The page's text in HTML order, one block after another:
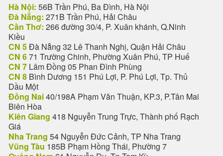
Hà Nội: 56B Trần Phú, Ba Đình, Hà Nội
Đà Nẵng: 271B Trần Phú, Hải Châu
Cần Thơ: 266 đường 30/4, P. Xuân khánh, Q.Ninh
Kiều
CN 5Đà Nẵng 32 Lê Thanh Nghị, Quận Hải Châu
CN 671 Trường Chinh, Phường Xuân Phú, TP Huế
CN 7 Lâm Đồng 05 Phan Đình Phùng
CN 8 Bình Dương 151 Phú Lợi, P. Phú Lợi, Tp. Thủ
Dầu Một
Đồng Nai40/198A Phạm Văn Thuận, KP.3, P.Tân Mai
Biên Hòa
Kiên Giang 418 Nguyễn Trung Trực, Thành phố Rạch
Giá
Nha Trang 54 Nguyễn Đức Cảnh, TP Nha Trang
Vũng Tàu 185B Phạm Hồng Thái, Phường 7